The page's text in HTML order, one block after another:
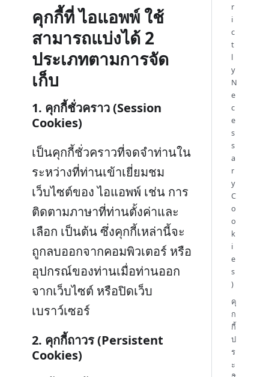
คุกกี้ที่ ไอแอพพ์ ใช้
สามารถแบ่งได้ 2
ประเภทตามการจัด
เก็บ
1. คุกกี้ชั่วคราว (Session
Cookies)
เป็นคุกกี้ชั่วคราวที่จดจำท่านใน
ระหว่างที่ท่านเข้าเยี่ยมชม
เว็บไซต์ของ ไอแอพพ์ เช่น การ
ติดตามภาษาที่ท่านตั้งค่าและ
เลือก เป็นต้น ซึ่งคุกกี้เหล่านี้จะ
ถูกลบออกจากคอมพิวเตอร์ หรือ
อุปกรณ์ของท่านเมื่อท่านออก
จากเว็บไซต์ หรือปิดเว็บ
เบราว์เซอร์
2. คุกกี้ถาวร (Persistent
Cookies)
r
i
c
t
l
y
N
e
c
e
s
s
a
r
y
C
o
o
k
i
e
s
)
คุ
ก
กี้
ป
ร
ะ